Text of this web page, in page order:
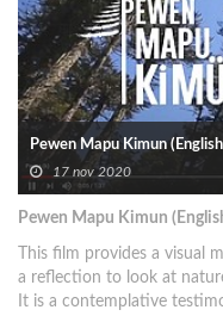
Pewen Mapu Kimun
17 nov 2020
Pewen Mapu Kimun
This film provides a visual
a reflection to look at
It is a contemplative